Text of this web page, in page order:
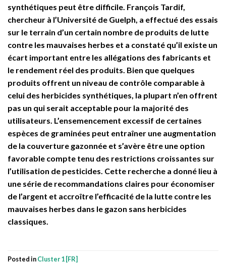
synthétiques peut être difficile. François Tardif,
chercheur à l’Université de Guelph, a effectué des essais
sur le terrain d’un certain nombre de produits de lutte
contre les mauvaises herbes et a constaté qu’il existe un
écart important entre les allégations des fabricants et
le rendement réel des produits. Bien que quelques
produits offrent un niveau de contrôle comparable à
celui des herbicides synthétiques, la plupart n’en offrent
pas un qui serait acceptable pour la majorité des
utilisateurs. L’ensemencement excessif de certaines
espèces de graminées peut entraîner une augmentation
de la couverture gazonnée et s’avère être une option
favorable compte tenu des restrictions croissantes sur
l’utilisation de pesticides. Cette recherche a donné lieu à
une série de recommandations claires pour économiser
de l’argent et accroître l’efficacité de la lutte contre les
mauvaises herbes dans le gazon sans herbicides
classiques.
Posted inCluster 1 [FR]